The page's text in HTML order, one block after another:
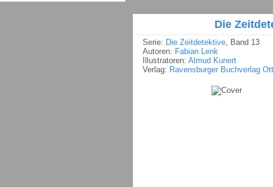
Die
Serie: Die Zeitdetektive, Band 13
Autoren: Fabian Lenk
Illustratoren: Almud Kunert
Verlag: Ravensburger Buchverlag